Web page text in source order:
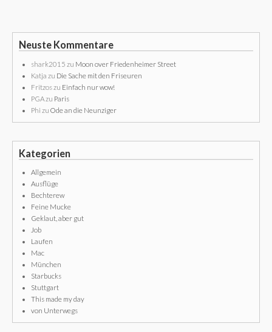
Neuste Kommentare
shark2015 zu Moon over Friedenheimer Street
Katja zu Die Sache mit den Friseuren
Fritzoszu Einfach nur wow!
PGAzu Paris
Phi zu Ode an die Neunziger
Kategorien
Allgemein
Ausflüge
Bechterew
Feine Mucke
Geklaut, aber gut
Job
Laufen
Mac
München
Starbucks
Stuttgart
This made my day
von Unterwegs